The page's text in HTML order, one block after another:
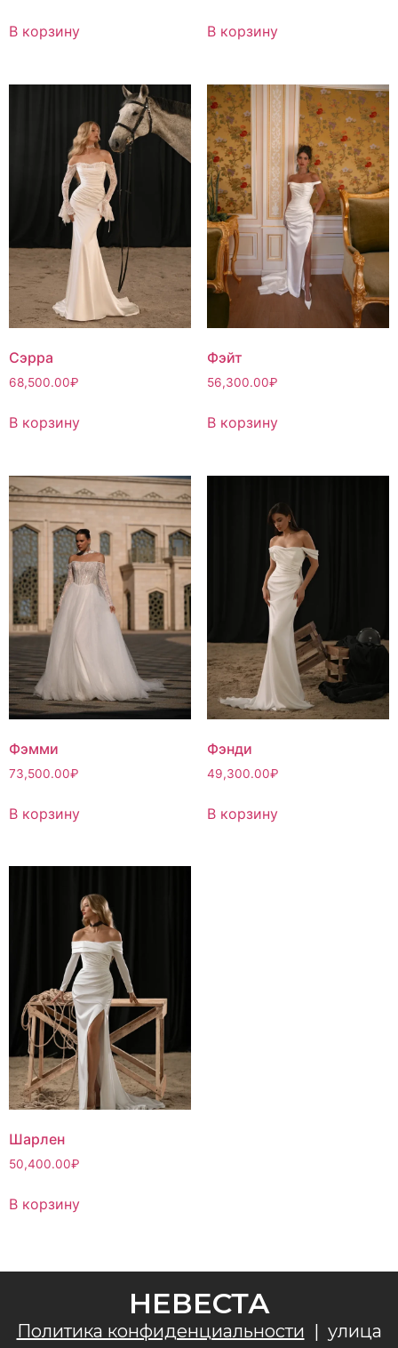
В корзину В корзину
Сэрра
68,500.00₽
В корзину
Фэйт
56,300.00₽
В корзину
Фэмми
73,500.00₽
В корзину
Фэнди
49,300.00₽
В корзину
Шарлен
50,400.00₽
В корзину
НЕВЕСТА
Политика конфиденциальности | улица